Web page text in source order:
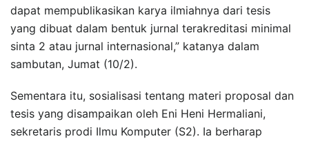
dapat mempublikasikan karya ilmiahnya dari tesis
yang dibuat dalam bentuk jurnal terakreditasi minimal
sinta 2 atau jurnal internasional,” katanya dalam
sambutan, Jumat (10/2).
Sementara itu, sosialisasi tentang materi proposal dan
tesis yang disampaikan oleh Eni Heni Hermaliani,
sekretaris prodi Ilmu Komputer (S2). Ia berharap